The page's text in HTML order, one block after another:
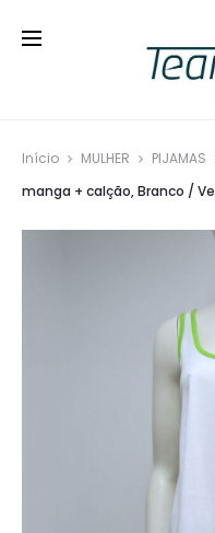
Início MULHER PIJAMAS
manga + calção, Branco /